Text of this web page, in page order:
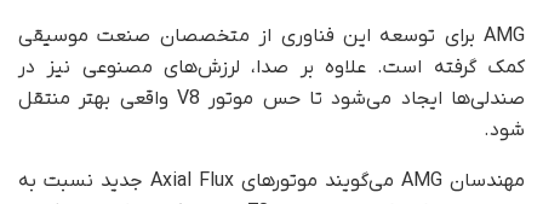
AMG برای توسعه این فناوری از متخصصان صنعت موسیقی
کمک گرفته است. علاوه بر صدا، لرزش‌های مصنوعی نیز در
صندلی‌ها ایجاد می‌شود تا حس موتور V8 واقعی بهتر منتقل
شود.
مهندسان AMG می‌گویند موتورهای Axial Flux جدید نسبت به